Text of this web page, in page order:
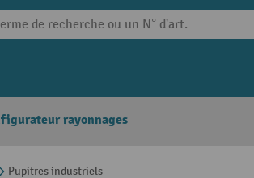
rayonnages
Pupitres industriels